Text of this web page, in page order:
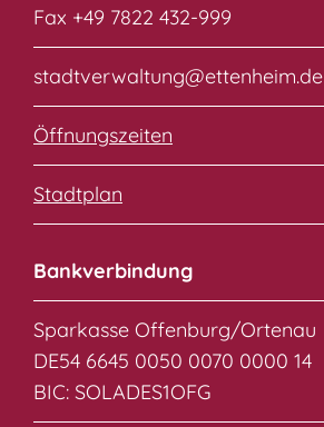
Fax +49 7822 432-999
stadtverwaltung@ettenheim.de
Öffnungszeiten
Stadtplan
Bankverbindung
Sparkasse Offenburg/Ortenau
DE54 6645 0050 0070 0000 14
BIC: SOLADES1OFG